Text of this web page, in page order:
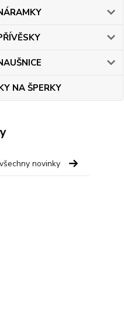
NA ŠPERKY
novinky